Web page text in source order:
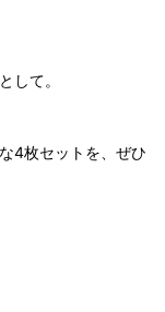
して。
4枚セットを、ぜひ